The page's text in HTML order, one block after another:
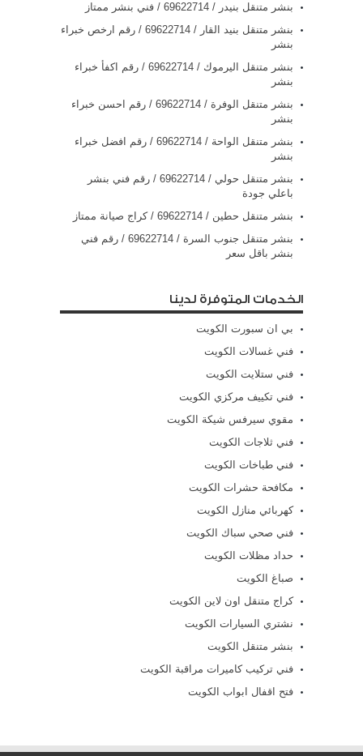
بنشر متنقل بنيدر / 69622714‬ / فني بنشر ممتاز
بنشر متنقل بنيد القار / 69622714‬ / رقم ارخص خبراء
بنشر
بنشر متنقل اليرموك / 69622714‬ / رقم اكفأ خبراء
بنشر
بنشر متنقل الوفرة / 69622714‬ / رقم احسن خبراء
بنشر
بنشر متنقل الواحة / 69622714‬ / رقم افضل خبراء
بنشر
بنشر متنقل حولي / 69622714‬ / رقم فني بنشر
باعلي جودة
بنشر متنقل حطين / 69622714‬ / كراج صيانة ممتاز
بنشر متنقل جنوب السرة / 69622714‬ / رقم فني
بنشر باقل سعر
الخدمات المتوفرة لدينا
بي ان سبورت الكويت
فني غسالات الكويت
فني ستلايت الكويت
فني تكييف مركزي الكويت
مقوي سيرفس شيكة الكويت
فني ثلاجات الكويت
فني طباخات الكويت
مكافحة حشرات الكويت
كهربائي منازل الكويت
فني صحي سباك الكويت
حداد مظلات الكويت
صباغ الكويت
كراج متنقل اون لاين الكويت
نشتري السيارات الكويت
بنشر متنقل الكويت
فني تركيب كاميرات مراقبة الكويت
فتح اقفال ابواب الكويت